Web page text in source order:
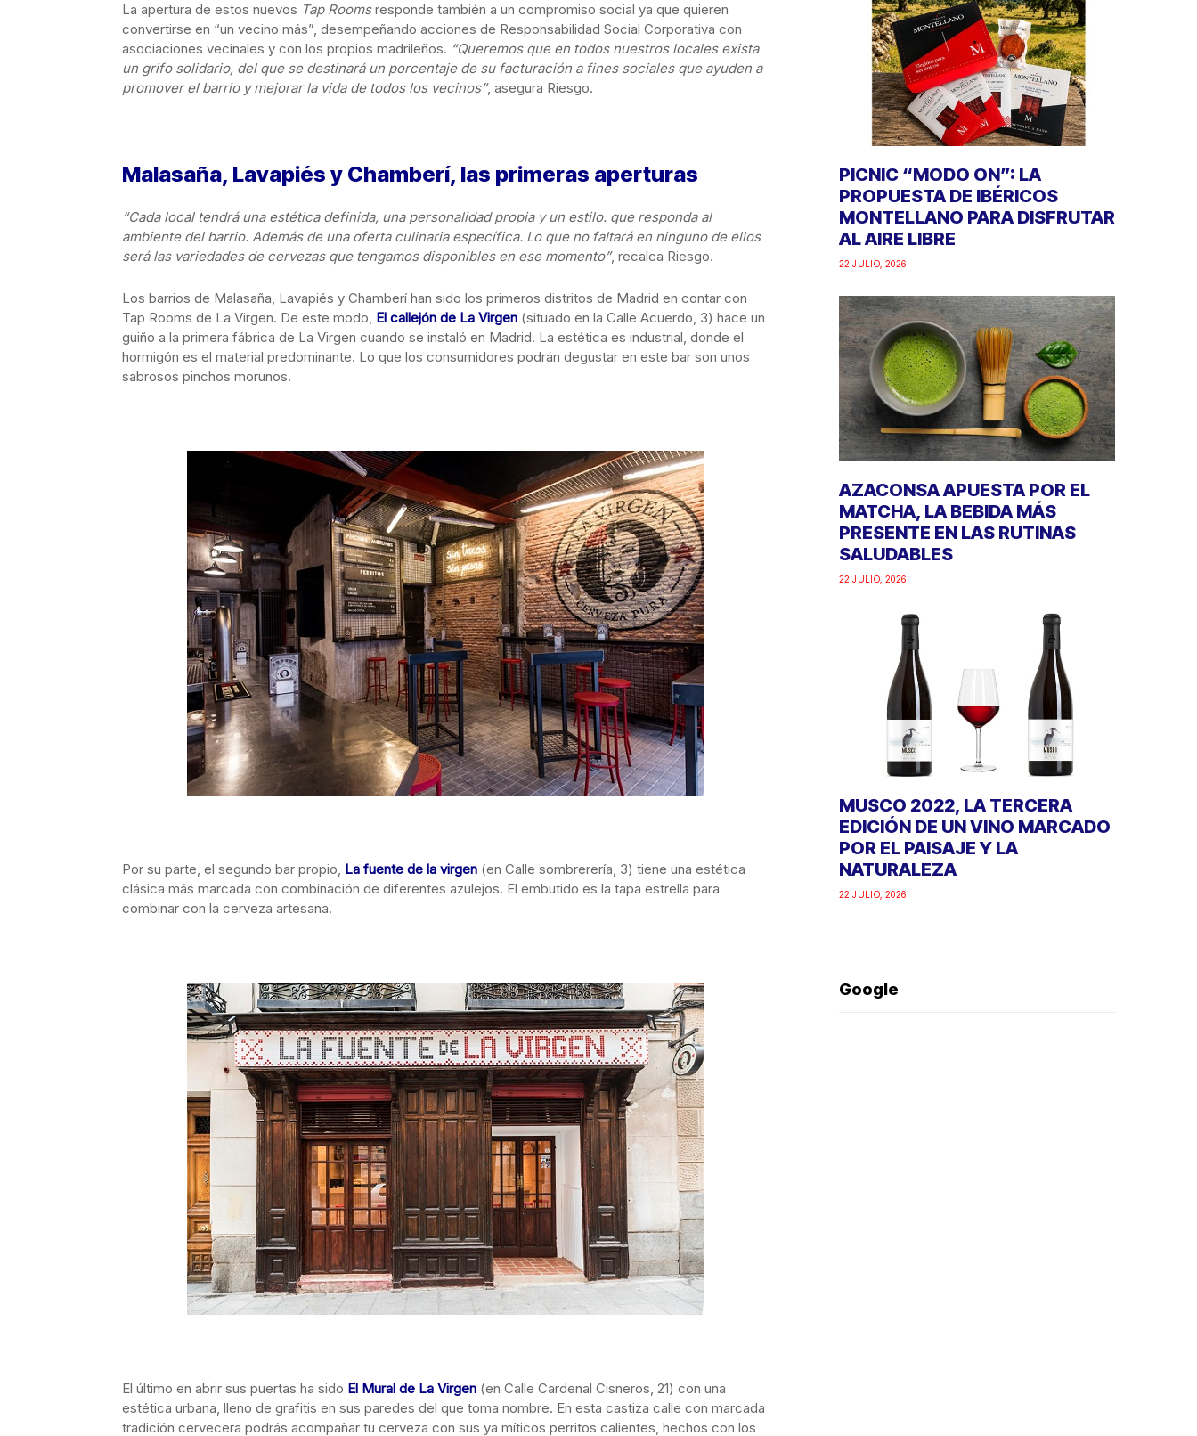
La apertura de estos nuevos Tap Roomsresponde también a un compromiso social ya que quieren
convertirse en “un vecino más”, desempeñando acciones de Responsabilidad Social Corporativa con
asociaciones vecinales y con los propios madrileños. “Queremos que en todos nuestros locales exista
un grifo solidario, del que se destinará un porcentaje de su facturación a fines sociales que ayuden a
promover el barrio y mejorar la vida de todos los vecinos”, asegura Riesgo.
Malasaña, Lavapiés y Chamberí, las primeras aperturas
“Cada local tendrá una estética definida, una personalidad propia y un estilo. que responda al
ambiente del barrio. Además de una oferta culinaria específica. Lo que no faltará en ninguno de ellos
será las variedades de cervezas que tengamos disponibles en ese momento”, recalca Riesgo.
Los barrios de Malasaña, Lavapiés y Chamberí han sido los primeros distritos de Madrid en contar con
Tap Rooms de La Virgen. De este modo, El callejón de La Virgen (situado en la Calle Acuerdo, 3) hace un
guiño a la primera fábrica de La Virgen cuando se instaló en Madrid. La estética es industrial, donde el
hormigón es el material predominante. Lo que los consumidores podrán degustar en este bar son unos
sabrosos pinchos morunos.
Por su parte, el segundo bar propio, La fuente de la virgen (en Calle sombrerería, 3) tiene una estética
clásica más marcada con combinación de diferentes azulejos. El embutido es la tapa estrella para
combinar con la cerveza artesana.
El último en abrir sus puertas ha sido El Mural de La Virgen (en Calle Cardenal Cisneros, 21) con una
estética urbana, lleno de grafitis en sus paredes del que toma nombre. En esta castiza calle con marcada
tradición cervecera podrás acompañar tu cerveza con sus ya míticos perritos calientes, hechos con los
PICNIC “MODO ON”: LA
PROPUESTA DE IBÉRICOS
MONTELLANO PARA DISFRUTAR
AL AIRE LIBRE
22 JULIO, 2026
AZACONSA APUESTA POR EL
MATCHA, LA BEBIDA MÁS
PRESENTE EN LAS RUTINAS
SALUDABLES
22 JULIO, 2026
MUSCO 2022, LA TERCERA
EDICIÓN DE UN VINO MARCADO
POR EL PAISAJE Y LA
NATURALEZA
22 JULIO, 2026
Google